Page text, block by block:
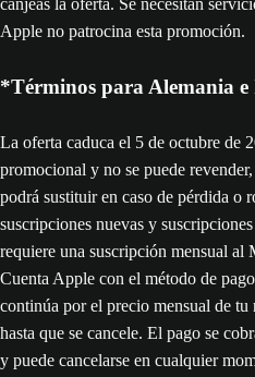
canjeas la oferta. Se necesitan
Apple no patrocina esta promoción.
*Términos para Alemania e
La oferta caduca el 5 de octubre de
promocional y no se puede
podrá sustituir en caso de pérdida o
suscripciones nuevas y
requiere una suscripción mensual al
Cuenta Apple con el método de
continúa por el precio mensual de
hasta que se cancele. El pago se
y puede cancelarse en cualquier